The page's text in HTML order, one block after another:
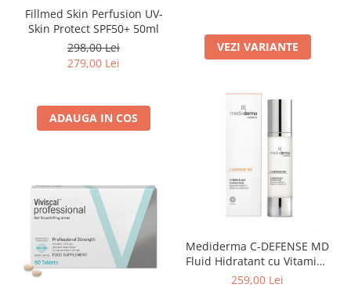
VEZI VARIANTE
Fillmed Skin Perfusion UV-
Skin Protect SPF50+ 50ml
298,00 Lei
279,00 Lei
ADAUGA IN COS
Mediderma C-DEFENSE MD
Fluid Hidratant cu Vitamina
C 50ml
259,00 Lei